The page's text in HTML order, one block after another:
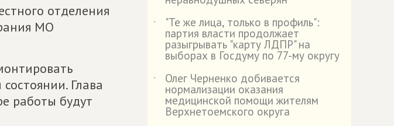
отделения
МО
Глава
работы будут
˙
"Те же лица, только в профиль":
партия власти продолжает
разыгрывать "карту ЛДПР" на
выборах в Госдуму по 77-му округу
˙
Олег Черненко добивается
нормализации оказания
медицинской помощи жителям
Верхнетоемского округа